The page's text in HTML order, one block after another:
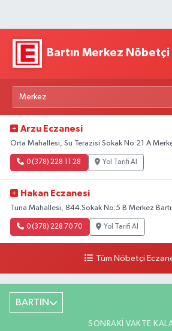
Bartın Merkez
Arzu Eczanesi
Orta Mahallesi, Su Terazisi Sokak No:21 A
0 (378) 228 11 28 Yol Tarifi Al
Hakan Eczanesi
Tuna Mahallesi, 844.Sokak No:5 B Merkez
0 (378) 228 70 70 Yol Tarifi Al
Tüm Nöbetçi
BARTIN
SONRAKI VAKTE